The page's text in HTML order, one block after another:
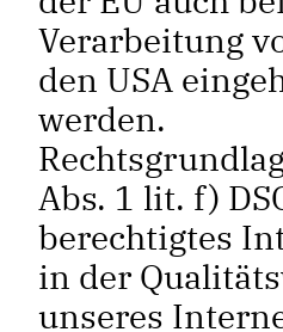
Verarbeitung
den USA
werden.
Abs. 1 lit. f)
berechtigtes
in der
unseres